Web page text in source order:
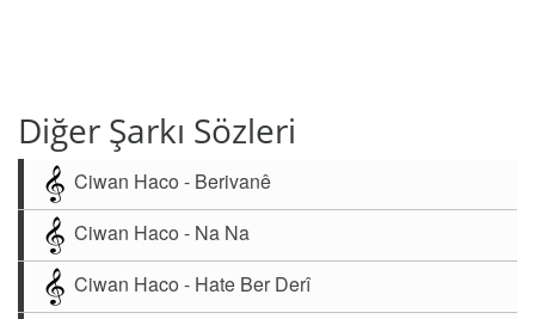
Diğer Şarkı Sözleri
Ciwan Haco - Berivanê
Ciwan Haco - Na Na
Ciwan Haco - Hate Ber Derî